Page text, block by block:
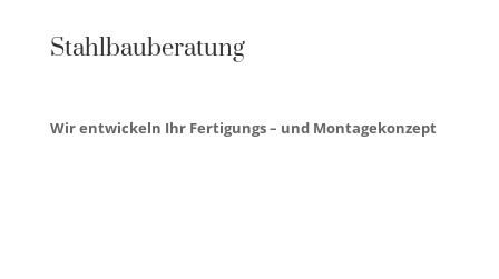
Stahlbauberatung
Wir entwickeln Ihr Fertigungs – und Montagekonzept